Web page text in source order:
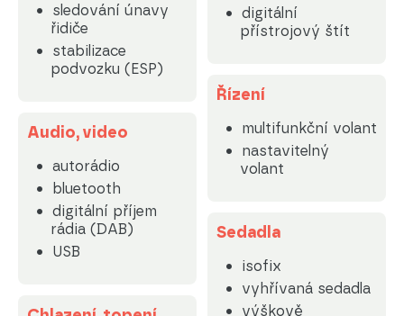
sledování únavy
řidiče
stabilizace
podvozku (ESP)
Audio, video
autorádio
bluetooth
digitální příjem
rádia (DAB)
USB
digitální
přístrojový štít
Řízení
multifunkční volant
nastavitelný
volant
Sedadla
isofix
vyhřívaná sedadla
výškově